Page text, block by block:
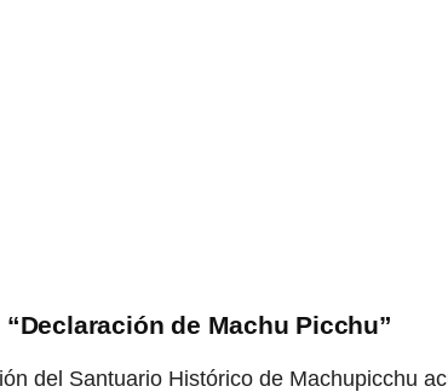
de Machu Picchu”
del Santuario Histórico de Machupicchu